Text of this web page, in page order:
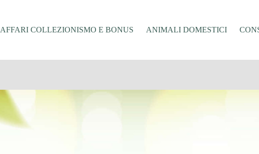
AFFARI COLLEZIONISMO E BONUS ANIMALI DOMESTICI